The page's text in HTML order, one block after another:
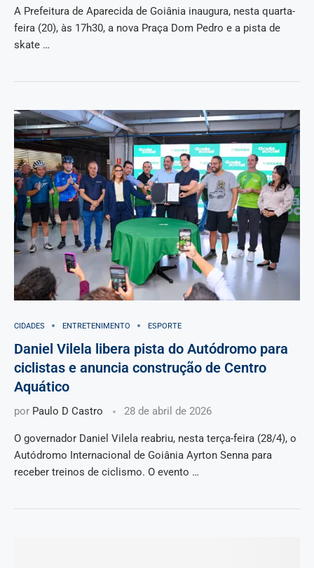
A Prefeitura de Aparecida de Goiânia inaugura, nesta quarta-
feira (20), às 17h30, a nova Praça Dom Pedro e a pista de
skate …
CIDADES ENTRETENIMENTO ESPORTE
Daniel Vilela libera pista do Autódromo para
ciclistas e anuncia construção de Centro
Aquático
por Paulo D Castro 28 de abril de 2026
O governador Daniel Vilela reabriu, nesta terça-feira (28/4), o
Autódromo Internacional de Goiânia Ayrton Senna para
receber treinos de ciclismo. O evento …